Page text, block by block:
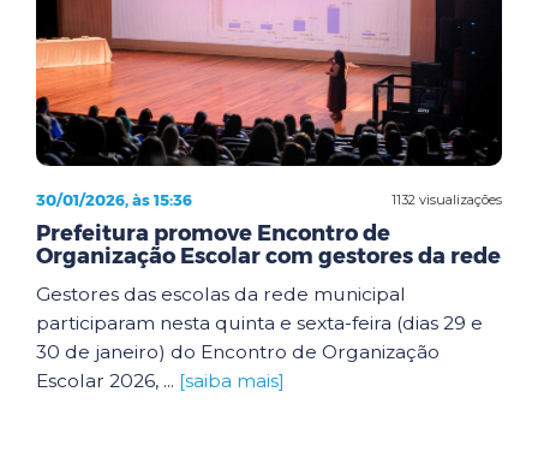
1132 visualizações
30/01/2026, às 15:36
Prefeitura promove Encontro de
Organização Escolar com gestores da rede
Gestores das escolas da rede municipal
participaram nesta quinta e sexta-feira (dias 29 e
30 de janeiro) do Encontro de Organização
Escolar 2026, ... [saiba mais]